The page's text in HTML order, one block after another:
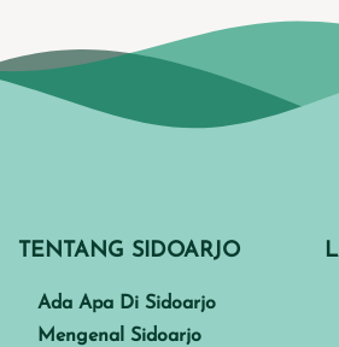
TENTANG SIDOARJO
Ada Apa Di Sidoarjo
Mengenal Sidoarjo